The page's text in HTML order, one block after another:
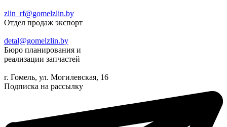
zlin_rf@gomelzlin.by
Отдел продаж экспорт
detal@gomelzlin.by
Бюро планирования и
реализации запчастей
г. Гомель, ул. Могилевская, 16
Подписка на рассылку